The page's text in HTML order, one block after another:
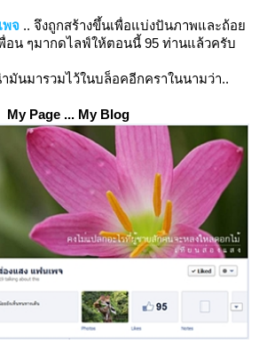
พจ.. จึงถูกสร้างขึ้นเพื่อแบ่งปันภาพและถ้อ
อน ๆมากดไลฟ์ให้ตอนนี้ 95 ท่านแล้วครับ
นมารวมไว้ในบล็อคอีกคราในนามว่า..
My Page ... My Blog